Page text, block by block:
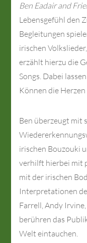
Ben Eadair and
Lebensgefühl den
Begleitungen
irischen
erzählt hierzu die
Songs. Dabei
Können die
Ben überzeugt mit
irischen Bouzouki
verhilft hierbei mit
mit der irischen
Interpretationen
Farrell, Andy
berühren das
Welt eintauchen.